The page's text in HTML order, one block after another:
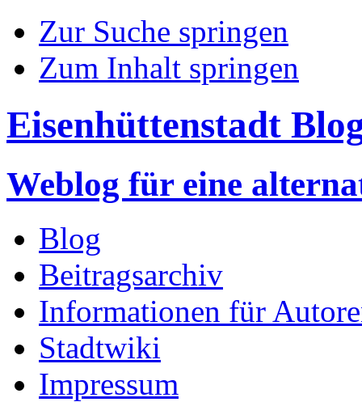
Zur Suche springen
Zum Inhalt springen
Eisenhüttenstadt
Weblog für eine
Blog
Beitragsarchiv
Informationen für
Stadtwiki
Impressum